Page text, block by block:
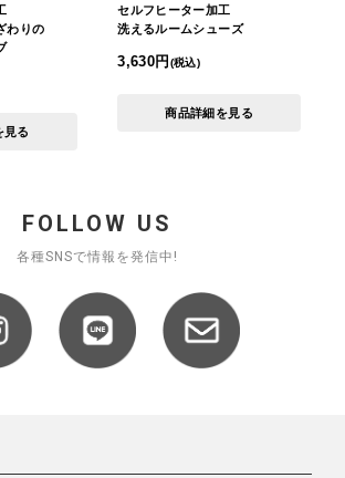
わりの
見る
セルフヒーター加工
洗えるルームシューズ
3,630円 (税込)
商品詳細を見る
FOLLOW US
各種SNSで情報を発信中!